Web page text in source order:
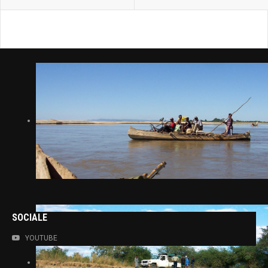
SOCIALE
YOUTUBE